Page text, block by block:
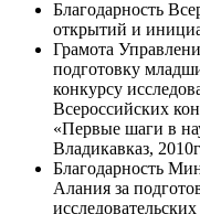
Благодарность
открытий и
Грамота
подготовку
конкурсу
Всероссийских
«Первые шаги в
Владикавказ,
Благодарность
Алания за